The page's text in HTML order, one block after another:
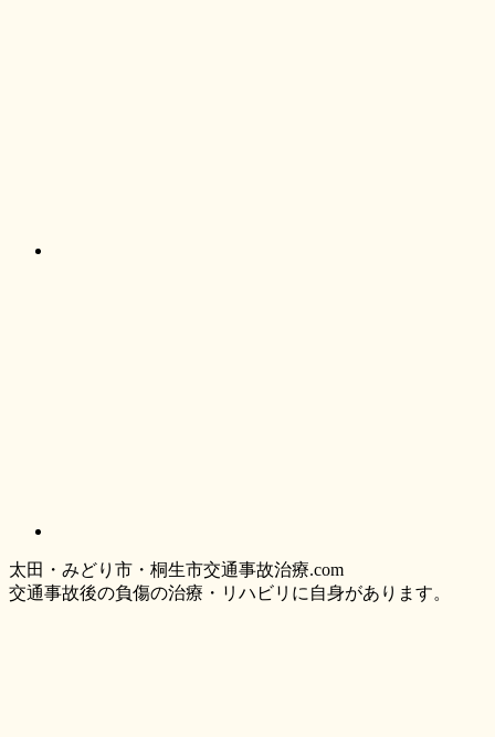
太田・ みどり 市・ 桐生市交通事故治療.com
交通事故後の負傷の治療・リハビリに自身があります。